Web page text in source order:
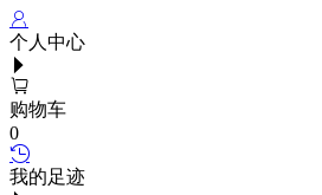
个人中心
购物车
0
我的足迹